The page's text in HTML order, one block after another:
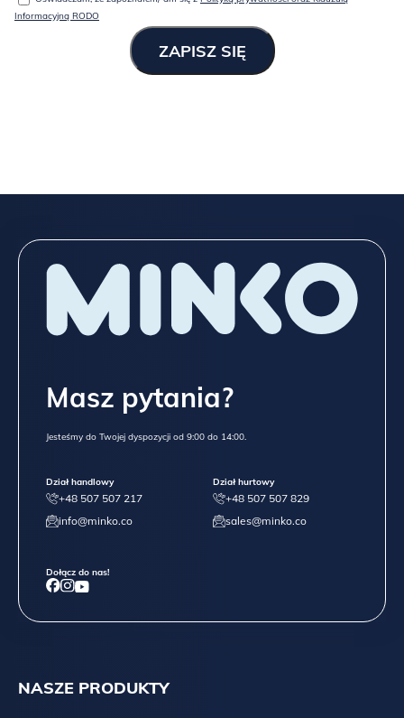
Informacyjną RODO
NASZE PRODUKTY
Masz pytania?
Jesteśmy do Twojej dyspozycji od 9:00 do 14:00.
Dział handlowy
+48 507 507 217
info@minko.co
Dział hurtowy
+48 507 507 829
sales@minko.co
Dołącz do nas!